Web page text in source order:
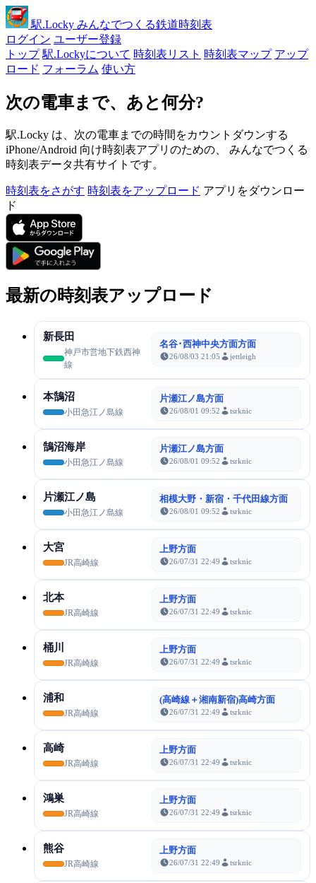
駅.Locky みんなでつくる鉄道時刻表
ログイン ユーザー登録
トップ 駅.Lockyについて 時刻表リスト 時刻表マップ アップ
ロード フォーラム 使い方
次の電車まで、あと何分?
駅.Locky は、次の電車までの時間をカウントダウンする
iPhone/Android 向け時刻表アプリのための、 みんなでつくる
時刻表データ共有サイトです。
時刻表をさがす 時刻表をアップロード アプリをダウンロー
ド
最新の時刻表アップロード
新長田
神戸市営地下鉄西神
線
名谷･西神中央方面方面
26/08/03 21:05 jettleigh
本鵠沼
小田急江ノ島線
片瀬江ノ島方面
26/08/01 09:52 tsrknic
鵠沼海岸
小田急江ノ島線
片瀬江ノ島方面
26/08/01 09:52 tsrknic
片瀬江ノ島
小田急江ノ島線
相模大野・新宿・千代田線方面
26/08/01 09:52 tsrknic
大宮
JR高崎線
上野方面
26/07/31 22:49 tsrknic
北本
JR高崎線
上野方面
26/07/31 22:49 tsrknic
桶川
JR高崎線
上野方面
26/07/31 22:49 tsrknic
浦和
JR高崎線
(高崎線＋湘南新宿)高崎方面
26/07/31 22:49 tsrknic
高崎
JR高崎線
上野方面
26/07/31 22:49 tsrknic
鴻巣
JR高崎線
上野方面
26/07/31 22:49 tsrknic
熊谷
JR高崎線
上野方面
26/07/31 22:49 tsrknic